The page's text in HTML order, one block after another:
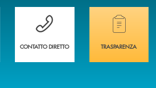
della nuova PRENOTA BANCA
Hai bisogno di assistenza immediata?
CONTATTO DIRETTO
Hai bisogno di
TRASPARENZA